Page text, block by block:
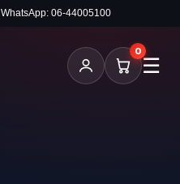
WhatsApp: 06-44005100
0
☰